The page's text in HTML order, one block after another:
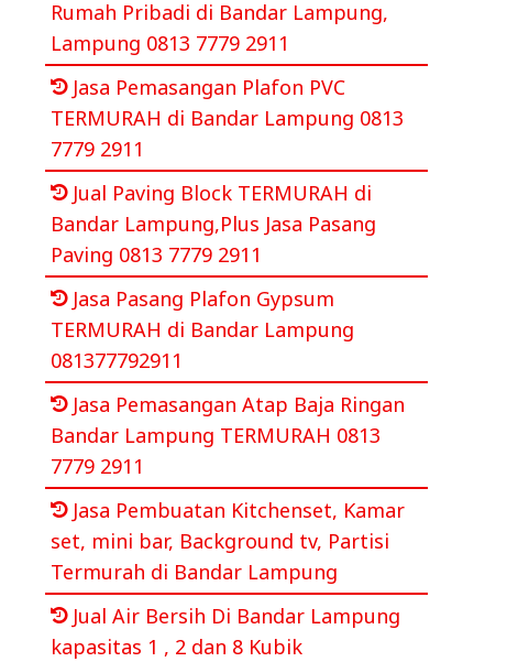
Rumah Pribadi di Bandar Lampung,
Lampung 0813 7779 2911
Jasa Pemasangan Plafon PVC
TERMURAH di Bandar Lampung 0813
7779 2911
Jual Paving Block TERMURAH di
Bandar Lampung,Plus Jasa Pasang
Paving 0813 7779 2911
Jasa Pasang Plafon Gypsum
TERMURAH di Bandar Lampung
081377792911
Jasa Pemasangan Atap Baja Ringan
Bandar Lampung TERMURAH 0813
7779 2911
Jasa Pembuatan Kitchenset, Kamar
set, mini bar, Background tv, Partisi
Termurah di Bandar Lampung
Jual Air Bersih Di Bandar Lampung
kapasitas 1 , 2 dan 8 Kubik